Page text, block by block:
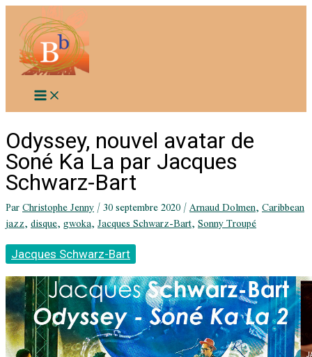
contenu
Odyssey, nouvel avatar de
Soné Ka La par Jacques
Schwarz-Bart
ParChristophe Jenny/30 septembre 2020/Arnaud Dolmen,Caribbean
jazz,disque,gwoka,Jacques Schwarz-Bart,Sonny Troupé
Jacques Schwarz-Bart